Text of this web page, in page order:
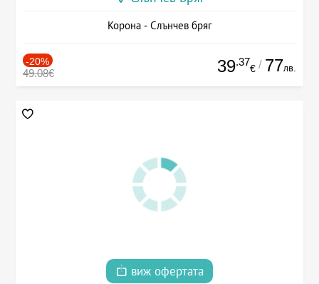
Корона - Слънчев бряг
-20%
49.08€ 39.37
€ / 77лв.
виж офертата